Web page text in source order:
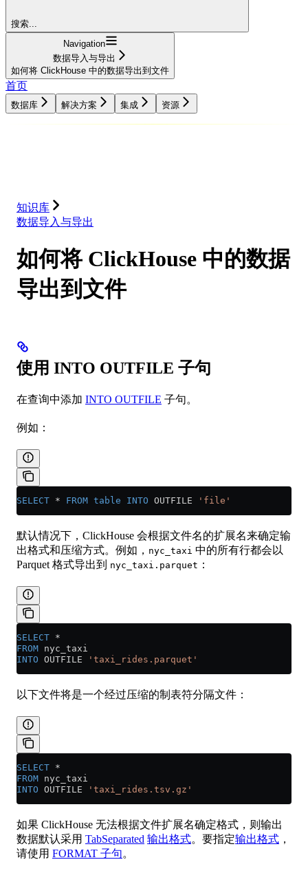
搜索...
Navigation
数据导入与导出
如何将 ClickHouse 中的数据导出到文件
首页
数据库 解决方案 集成 资源
知识库
数据导入与导出
如何将 ClickHouse 中的数据
导出到文件
使用 INTO OUTFILE 子句
在查询中添加 INTO OUTFILE 子句。
例如：
SELECT * FROM table INTO OUTFILE 'file'
默认情况下，ClickHouse 会根据文件名的扩展名来确定输
出格式和压缩方式。例如， nyc_taxi 中的所有行都会以
Parquet 格式导出到 nyc_taxi.parquet ：
SELECT *
FROM nyc_taxi
INTO OUTFILE 'taxi_rides.parquet'
以下文件将是一个经过压缩的制表符分隔文件：
SELECT *
FROM nyc_taxi
INTO OUTFILE 'taxi_rides.tsv.gz'
如果 ClickHouse 无法根据文件扩展名确定格式，则输出
数据默认采用 TabSeparated 输出格式。要指定输出格式 ，
请使用 FORMAT 子句。